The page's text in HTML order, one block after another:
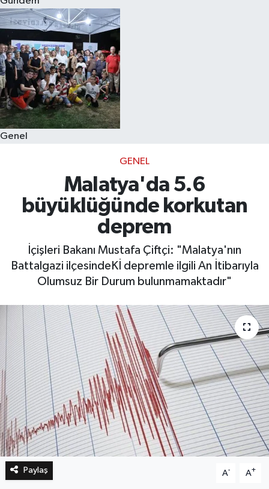
Genel
GENEL
Malatya'da 5.6
büyüklüğünde korkutan
deprem
İçişleri Bakanı Mustafa Çiftçi: "Malatya'nın
Battalgazi ilçesindeKİ depremle ilgili An İtibarıyla
Olumsuz Bir Durum bulunmamaktadır"
Paylaş A- A+
Eğitim
Sağlık
Dünya
Magazin
Kültür & Sanat
Teknoloji
Genel